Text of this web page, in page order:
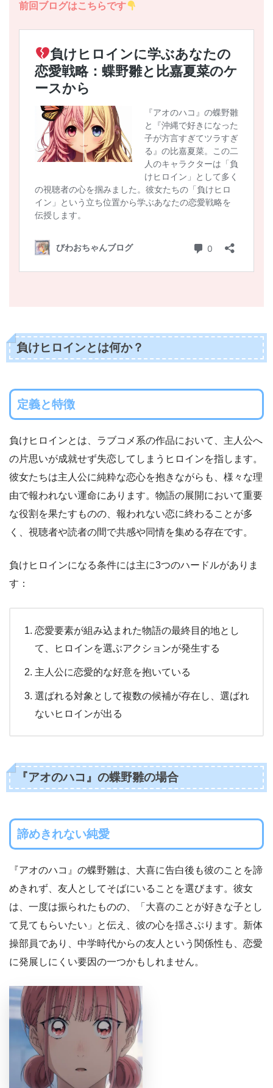
前回ブログはこちらです
負けヒロインとは何か？
定義と特徴
負けヒロインとは、ラブコメ系の作品において、主人公へ
の片思いが成就せず失恋してしまうヒロインを指します。
彼女たちは主人公に純粋な恋心を抱きながらも、様々な理
由で報われない運命にあります。物語の展開において重要
な役割を果たすものの、報われない恋に終わることが多
く、視聴者や読者の間で共感や同情を集める存在です。
負けヒロインになる条件には主に3つのハードルがありま
す：
恋愛要素が組み込まれた物語の最終目的地とし
て、ヒロインを選ぶアクションが発生する
主人公に恋愛的な好意を抱いている
選ばれる対象として複数の候補が存在し、選ばれ
ないヒロインが出る
『アオのハコ』の蝶野雛の場合
諦めきれない純愛
『アオのハコ』の蝶野雛は、大喜に告白後も彼のことを諦
めきれず、友人としてそばにいることを選びます。彼女
は、一度は振られたものの、「大喜のことが好きな子とし
て見てもらいたい」と伝え、彼の心を揺さぶります。新体
操部員であり、中学時代からの友人という関係性も、恋愛
に発展しにくい要因の一つかもしれません。